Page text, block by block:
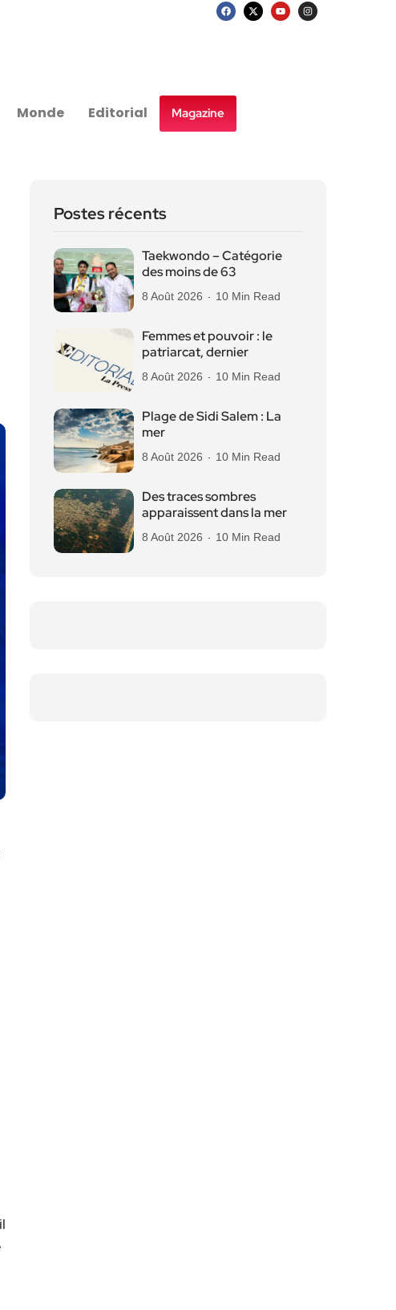
Monde Editorial Magazine
Postes récents
Taekwondo – Catégorie
des moins de 63
8 Août 2026 10 Min Read
Femmes et pouvoir : le
patriarcat, dernier
8 Août 2026 10 Min Read
Plage de Sidi Salem : La
mer
8 Août 2026 10 Min Read
Des traces sombres
apparaissent dans la mer
8 Août 2026 10 Min Read